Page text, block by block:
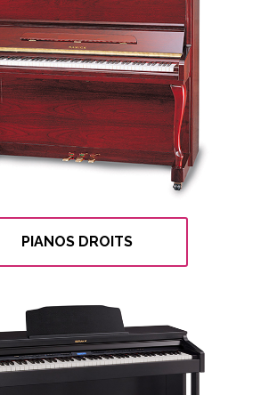
PIANOS DROITS